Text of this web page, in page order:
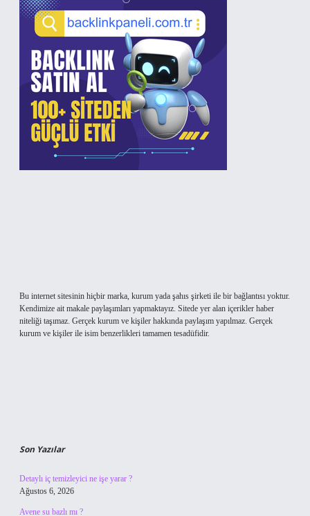
Bu internet sitesinin hiçbir marka, kurum yada şahıs şirketi ile bir bağlantısı yoktur.
Kendimize ait makale paylaşımları yapmaktayız. Sitede yer alan içerikler haber
niteliği taşımaz. Gerçek kurum ve kişiler hakkında paylaşım yapılmaz. Gerçek
kurum ve kişiler ile isim benzerlikleri tamamen tesadüfidir.
Son Yazılar
Detaylı iç temizleyici ne işe yarar ?
Ağustos 6, 2026
Avene su bazlı mı ?